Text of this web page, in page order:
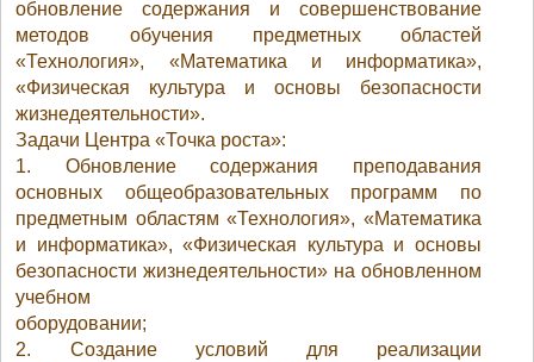
обновление содержания и совершенствование
методов обучения предметных областей
«Технология», «Математика и информатика»,
«Физическая культура и основы безопасности
жизнедеятельности».
Задачи Центра «Точка роста»:
1. Обновление содержания преподавания
основных общеобразовательных программ по
предметным областям «Технология», «Математика
и информатика», «Физическая культура и основы
безопасности жизнедеятельности» на обновленном
учебном
оборудовании;
2. Создание условий для реализации